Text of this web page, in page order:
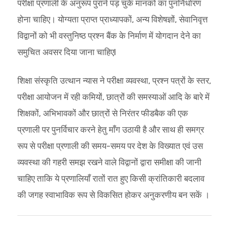
परीक्षा प्रणाली के अनुरूप पुराने पड़ चुके मानकों का पुनर्निर्धारण
होना चाहिए। योग्यता प्राप्त प्राध्यापकों, अन्य विशेषज्ञों, सेवानिवृत्त
विद्वानों को भी वस्तुनिष्ठ प्रश्न बैंक के निर्माण में योगदान देने का
समुचित अवसर दिया जाना चाहिएI
शिक्षा संस्कृति उत्थान न्यास ने परीक्षा व्यवस्था, प्रश्न पत्रों के स्तर,
परीक्षा आयोजन में रही कमियों, छात्रों की समस्याओं आदि के बारे में
शिक्षकों, अभिभावकों और छात्रों से निरंतर फीडबैक की एक
प्रणाली पर पुनर्विचार करने हेतु माँग उठायी है और साथ ही समग्र
रूप से परीक्षा प्रणाली की समय-समय पर देश के विख्यात एवं उस
व्यवस्था की गहरी समझ रखने वाले विद्वानों द्वारा समीक्षा की जानी
चाहिए ताकि ये प्रणालियाँ रातों रात हुए किसी क्रांतिकारी बदलाव
की जगह स्वाभाविक रूप से विकसित होकर अनुकरणीय बन सकें ।